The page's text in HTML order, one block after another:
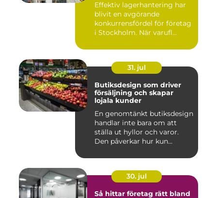
Effektiv lagerhantering har
blivit en avgörande
konkurrensfördel för företag
i Stockholm. När varufl...
31. jul
Butiksdesign som driver
försäljning och skapar
lojala kunder
En genomtänkt butiksdesign
handlar inte bara om att
ställa ut hyllor och varor.
Den påverkar hur kun...
30. jul
Så hittar företag rätt bland